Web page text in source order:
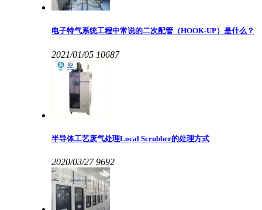
电子特气系统工程中常说的二次配管（HOOK-UP）是什么？
2021/01/05 10687
半导体工艺废气处理Local Scrubber的处理方式
2020/03/27 9692